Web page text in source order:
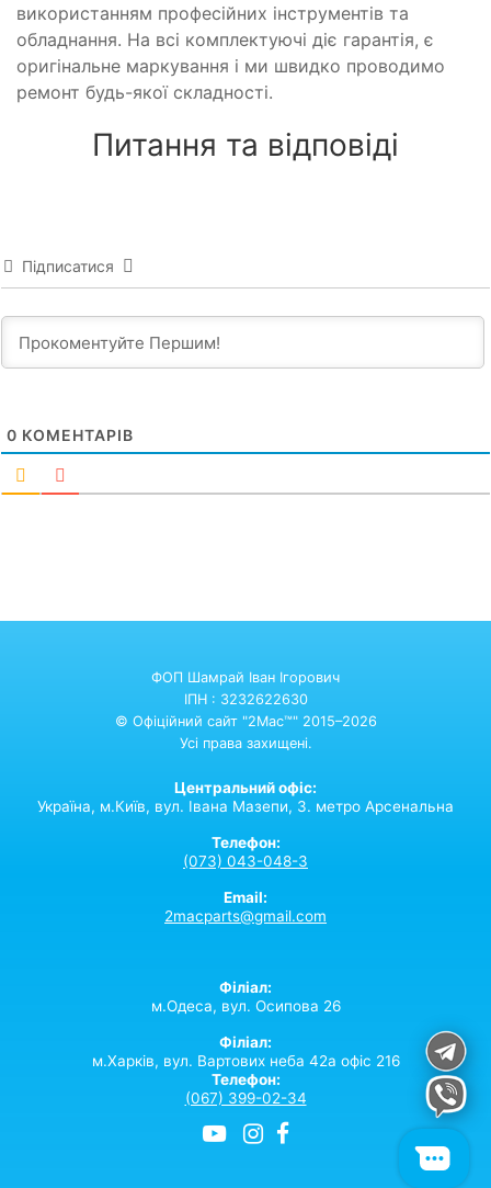
використанням професійних інструментів та
обладнання. На всі комплектуючі діє гарантія, є
оригінальне маркування і ми швидко проводимо
ремонт будь-якої складності.
Питання та відповіді
Підписатися
0 КОМЕНТАРІВ
ФОП Шамрай Іван Ігорович
ІПН : 3232622630
© Офіційний сайт "2Mac™" 2015–2026
Усі права захищені.
Центральний офіс:
Україна, м.Київ, вул. Івана Мазепи, 3. метро Арсенальна
Телефон:
(073) 043-048-3
Email:
2macparts@gmail.com
Філіал:
м.Одеса, вул. Осипова 26
Філіал:
м.Харків, вул. Вартових неба 42а офіс 216
Телефон:
(067) 399-02-34